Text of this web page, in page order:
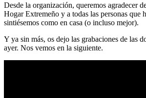
Desde la organización, queremos agradecer
Hogar Extremeño y a todas las personas que
sintiésemos como en casa (o incluso mejor).
Y ya sin más, os dejo las grabaciones de las
ayer. Nos vemos en la siguiente.